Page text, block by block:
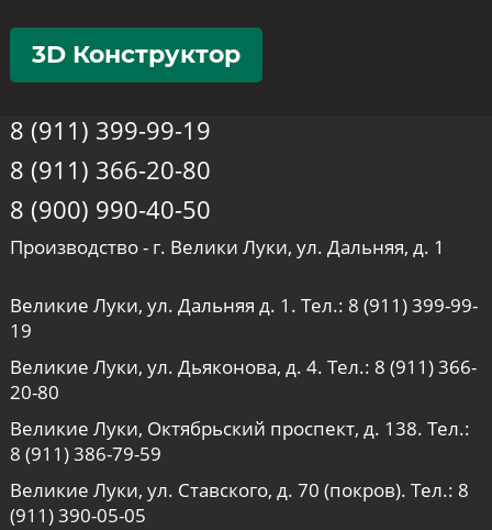
3D Конструктор
8 (911) 399-99-19
8 (911) 366-20-80
8 (900) 990-40-50
Производство - г. Велики Луки, ул. Дальняя, д. 1
Великие Луки, ул. Дальняя д. 1. Тел.: 8 (911) 399-99-
19
Великие Луки, ул. Дьяконова, д. 4. Тел.: 8 (911) 366-
20-80
Великие Луки, Октябрьский проспект, д. 138. Тел.:
8 (911) 386-79-59
Великие Луки, ул. Ставского, д. 70 (покров). Тел.: 8
(911) 390-05-05